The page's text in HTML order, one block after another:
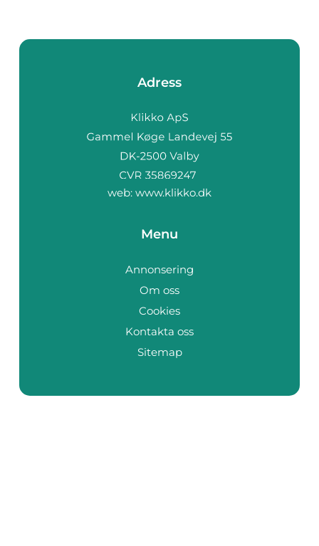
Adress
web: www.klikko.dk
Menu
Annonsering
Om oss
Cookies
Kontakta oss
Sitemap